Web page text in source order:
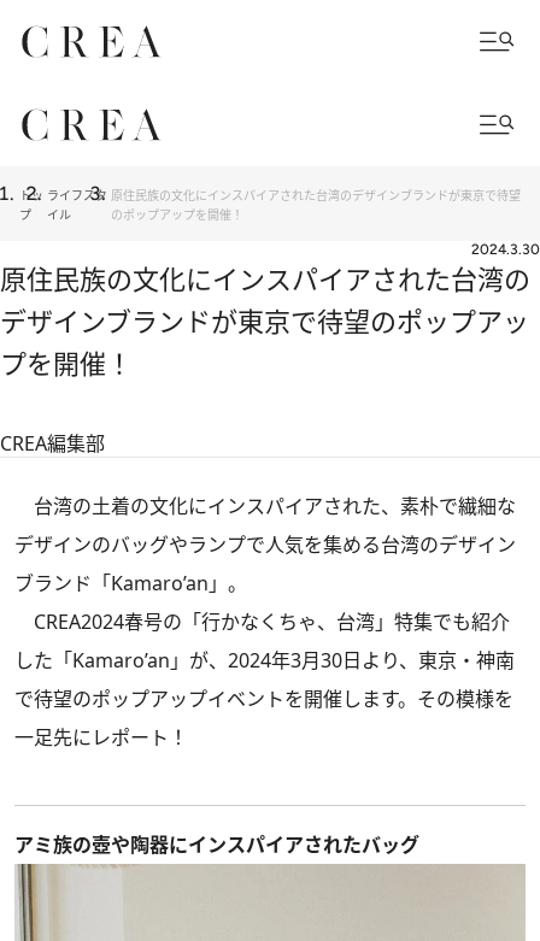
トッ
プ
ライフスタ
イル
原住民族の文化にインスパイアされた台湾のデザインブランドが東京で待望
のポップアップを開催！
2024.3.30
原住民族の文化にインスパイアされた台湾の
デザインブランドが東京で待望のポップアッ
プを開催！
CREA編集部
台湾の土着の文化にインスパイアされた、素朴で繊細な
デザインのバッグやランプで人気を集める台湾のデザイン
ブランド「Kamaro’an」。
CREA2024春号の「行かなくちゃ、台湾」特集でも紹介
した「Kamaro’an」が、2024年3月30日より、東京・神南
で待望のポップアップイベントを開催します。その模様を
一足先にレポート！
アミ族の壺や陶器にインスパイアされたバッグ